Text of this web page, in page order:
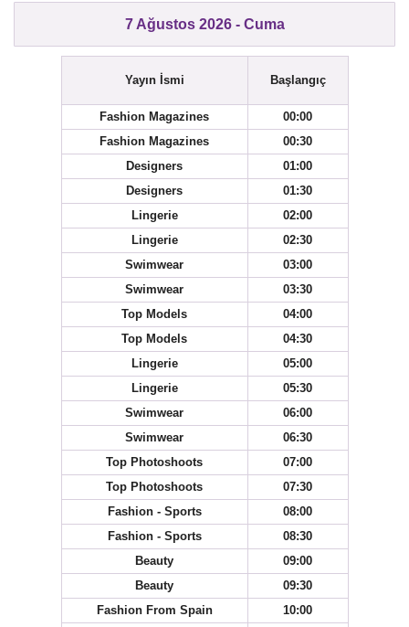
7 Ağustos 2026 - Cuma
Yayın İsmi Başlangıç
Fashion Magazines
00:00
Fashion Magazines
00:30
Designers
01:00
Designers
01:30
Lingerie
02:00
Lingerie
02:30
Swimwear
03:00
Swimwear
03:30
Top Models
04:00
Top Models
04:30
Lingerie
05:00
Lingerie
05:30
Swimwear
06:00
Swimwear
06:30
Top Photoshoots
07:00
Top Photoshoots
07:30
Fashion - Sports
08:00
Fashion - Sports
08:30
Beauty
09:00
Beauty
09:30
Fashion From Spain
10:00